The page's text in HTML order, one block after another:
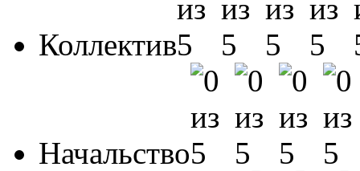
Коллектив
Начальство